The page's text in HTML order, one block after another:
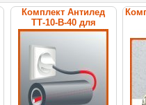
Комплект Антилед
ТТ-10-В-40 для
обогрева труб